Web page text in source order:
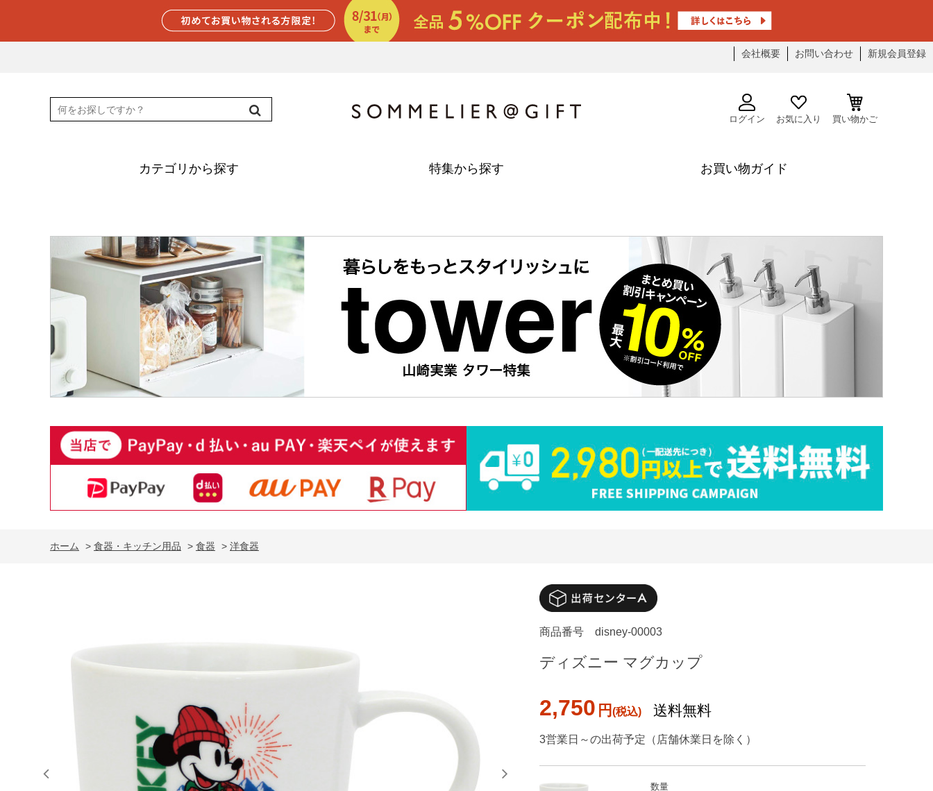
会社概要 お問い合わせ 新規会員登録
ログイン お気に入り 買い物かご
カテゴリから探す 特集から探す お買い物ガイド
ホーム > 食器・キッチン用品 > 食器 > 洋食器
商品番号 disney-00003
ディズニー マグカップ
2,750 円 送料無料
3営業日～の出荷予定（店舗休業日を除く）